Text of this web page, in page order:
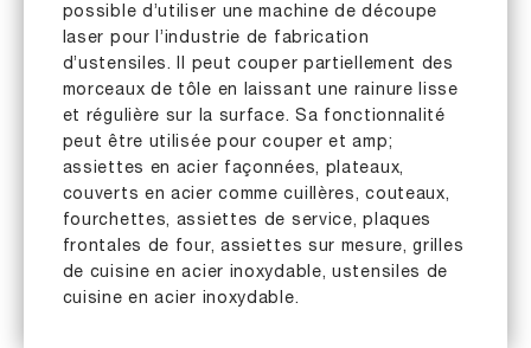
possible d’utiliser une machine de découpe
laser pour l’industrie de fabrication
d’ustensiles. Il peut couper partiellement des
morceaux de tôle en laissant une rainure lisse
et régulière sur la surface. Sa fonctionnalité
peut être utilisée pour couper et amp;
assiettes en acier façonnées, plateaux,
couverts en acier comme cuillères, couteaux,
fourchettes, assiettes de service, plaques
frontales de four, assiettes sur mesure, grilles
de cuisine en acier inoxydable, ustensiles de
cuisine en acier inoxydable.